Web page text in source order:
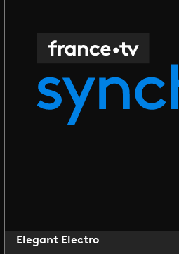
Elegant Electro